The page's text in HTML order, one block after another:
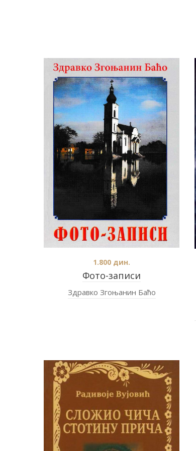
Фото-записи
1.800 дин.
Здравко Згоњанин Баћо